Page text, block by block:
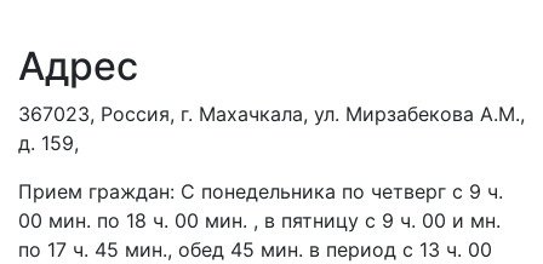
Адрес
367023, Россия, г. Махачкала, ул. Мирзабекова А.М.,
д. 159,
Прием граждан: С понедельника по четверг с 9 ч.
00 мин. по 18 ч. 00 мин. , в пятницу с 9 ч. 00 и мн.
по 17 ч. 45 мин., обед 45 мин. в период с 13 ч. 00